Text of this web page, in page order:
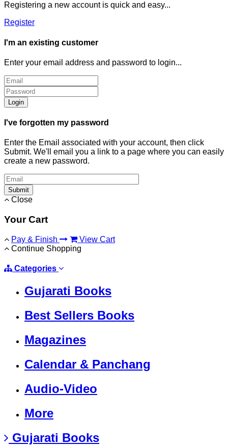
Registering a new account is quick and easy...
Register
I'm an existing customer
Enter your email address and password to login...
Login
I've forgotten my password
Enter the Email associated with your account, then click
Submit. We'll email you a link to a page where you can easily
create a new password.
Submit
Close
Your Cart
Pay & Finish
View Cart
Continue Shopping
Categories
Gujarati Books
Best Sellers Books
Magazines
Calendar & Panchang
Audio-Video
More
Gujarati Books